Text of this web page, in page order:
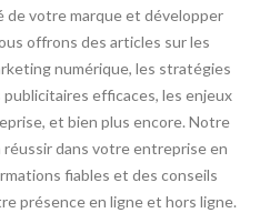
de votre marque et développer
offrons des articles sur les
numérique, les stratégies
efficaces, les enjeux
et bien plus encore. Notre
dans votre entreprise en
fiables et des conseils
présence en ligne et hors ligne.